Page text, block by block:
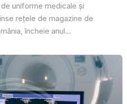
uniforme medicale și
rețele de magazine de
încheie anul...